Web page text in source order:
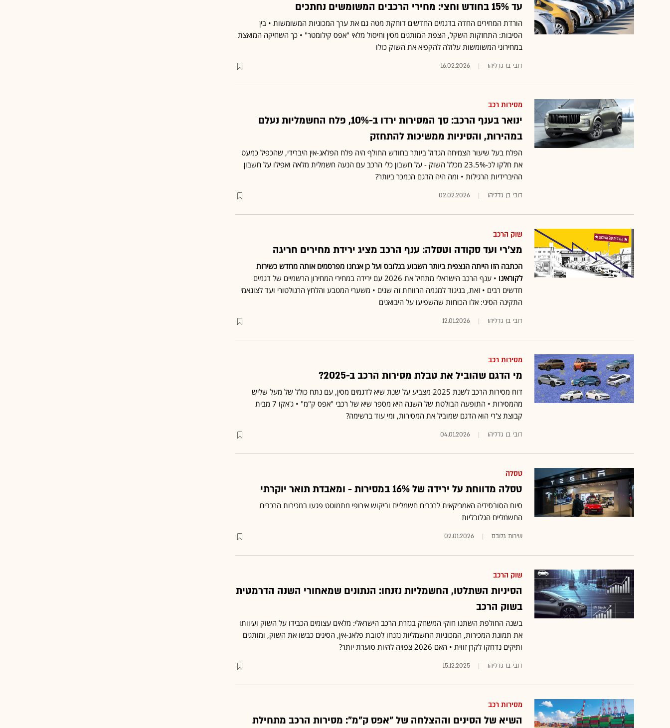
עד 15% בחודש וחצי: מחירי הרכבים המשומשים נחתכים
הורדת המחירים החדה בדגמים החדשים דוחקת מטה גם את ערך המכוניות המשומשות • בין
הסיבות: התחזקות השקל, הצפת המותגים מסין וחיסול מלאי "אפס קילומטר" • כך השחיקה המואצת
במחירוני המשומשות עלולה להקפיא את השוק כולו
דובי בן גדליהו 16.02.2026
מסירות רכב
ינואר בענף הרכב: סך המסירות ירדו ב-10%, פלח החשמליות נעלם
במהירות, והסיניות ממשיכות להתחזק
הפלח בעל שיעור הצמיחה הגדול ביותר בחודש החולף היה פלח הפלאג-אין היברידי, שהכפיל כמעט
את חלקו לכ-23.5% מכלל השוק - על חשבון כלי הרכב עם הנעה חשמלית מלאה ואפילו על חשבון
ההיברידיות הרגילות • ומה היה הדגם הנמכר ביותר?
דובי בן גדליהו 02.02.2026
שוק הרכב
מצ'רי ועד סקודה וטסלה: ענף הרכב מציג ירידת מחירים חריגה
הכתבה הזו הייתה הנצפית ביותר השבוע בגלובס ועל כן אנחנו מפרסמים אותה מחדש כשירות
לקוראינו
• ענף הרכב הישראלי מתחיל את 2026 עם ירידה במחירי המחירון הרשמיים של דגמים
חדשים רבים • זאת, בניגוד למגמה הרווחת זה שנים • משערי המטבע והלחץ הרגולטורי ועד לצונאמי
התקינה הסיני: אלו הכוחות שהשפיעו על היבואנים
דובי בן גדליהו 12.01.2026
מסירות רכב
מי הדגם שהוביל את טבלת מסירות הרכב ב-2025?
דוח מסירות הרכב לשנת 2025 מצביע על שנת שיא לדגמים מסין, עם נתח כולל של מעל שליש
מהמסירות • התופעה הבולטת של השנה היא מספר שיא של רכבי "אפס ק"מ" • ג'אקו 7 מבית
קבוצת צ'רי הוא הדגם שמוביל את המסירות, ומי עוד ברשימה?
דובי בן גדליהו 04.01.2026
טסלה
טסלה מדווחת על ירידה של 16% במסירות - ומאבדת תואר יוקרתי
סיום הסובסידיה האמריקאית לרכבים חשמליים וביקוש אירופי מתמוטט פגעו במכירות הרכבים
החשמליים הגלובליות
שירות גלובס 02.01.2026
שוק הרכב
הסיניות השתלטו, החשמליות נזנחו: הנתונים שמאחורי השנה הדרמטית
בשוק הרכב
בשנה החולפת השתנו חוקי המשחק בגזרת הרכב הישראלי: מלאים עצומים הכבידו על השוק ועיוותו
את תמונת המכירות, המכוניות החשמליות נזנחו לטובת פלאג-אין, הסינים כבשו את השוק, ומותגים
ותיקים נדחקו לקרן זווית • האם 2026 צפויה להיות סוערת יותר?
דובי בן גדליהו 15.12.2025
מסירות רכב
השיא של הסינים וההצלחה של "אפס ק"מ": מסירות הרכב מתחילת